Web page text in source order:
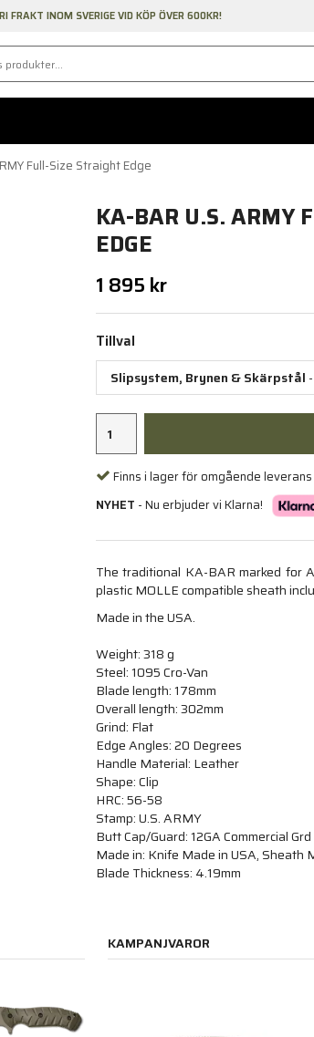
FRAKT INOM SVERIGE VID KÖP ÖVER 600KR!
Full-Size Straight Edge
KA-BAR U.S. ARMY
EDGE
1 895 kr
Tillval
Slipsystem, Brynen & Skärpstål
Finns i lager för omgående leverans
NYHET - Nu erbjuder vi Klarna!
The traditional KA-BAR marked for
plastic MOLLE compatible sheath
Made in the USA.
Weight: 318 g
Steel: 1095 Cro-Van
Blade length: 178mm
Overall length: 302mm
Grind: Flat
Edge Angles: 20 Degrees
Handle Material: Leather
Shape: Clip
HRC: 56-58
Stamp: U.S. ARMY
Butt Cap/Guard: 12GA Commercial
Made in: Knife Made in USA, Sheath
Blade Thickness: 4.19mm
KAMPANJVAROR